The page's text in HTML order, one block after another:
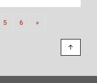
5 6 »Suivant
↑